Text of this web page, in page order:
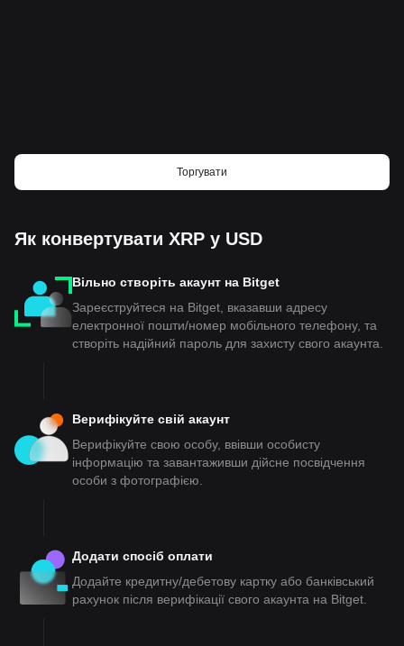
Торгувати
Як конвертувати XRP у USD
Вільно створіть акаунт на Bitget
Зареєструйтеся на Bitget, вказавши адресу
електронної пошти/номер мобільного телефону, та
створіть надійний пароль для захисту свого акаунта.
Верифікуйте свій акаунт
Верифікуйте свою особу, ввівши особисту
інформацію та завантаживши дійсне посвідчення
особи з фотографією.
Додати спосіб оплати
Додайте кредитну/дебетову картку або банківський
рахунок після верифікації свого акаунта на Bitget.